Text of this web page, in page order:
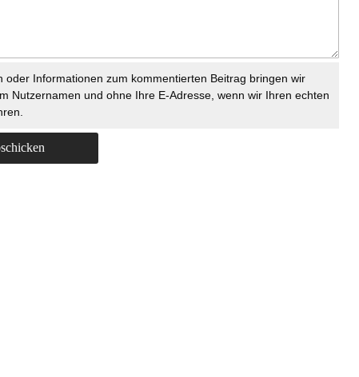
oder Informationen zum kommentierten Beitrag bringen wir
Nutzernamen und ohne Ihre E-Adresse, wenn wir Ihren echten